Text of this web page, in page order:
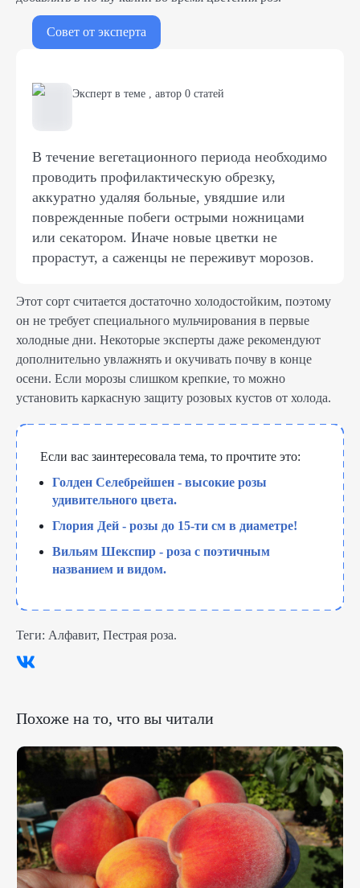
Совет от эксперта
Эксперт в теме , автор 0 статей
В течение вегетационного периода необходимо
проводить профилактическую обрезку,
аккуратно удаляя больные, увядшие или
поврежденные побеги острыми ножницами
или секатором. Иначе новые цветки не
прорастут, а саженцы не переживут морозов.
Этот сорт считается достаточно холодостойким, поэтому
он не требует специального мульчирования в первые
холодные дни. Некоторые эксперты даже рекомендуют
дополнительно увлажнять и окучивать почву в конце
осени. Если морозы слишком крепкие, то можно
установить каркасную защиту розовых кустов от холода.
Если вас заинтересовала тема, то прочтите это:
Голден Селебрейшен - высокие розы
удивительного цвета.
Глория Дей - розы до 15-ти см в диаметре!
Вильям Шекспир - роза с поэтичным
названием и видом.
Теги: Алфавит, Пестрая роза.
Похоже на то, что вы читали